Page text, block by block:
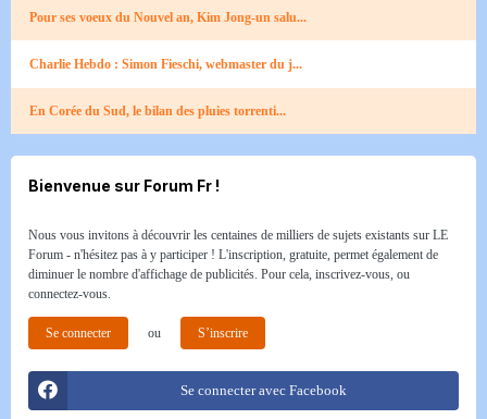
Pour ses voeux du Nouvel an, Kim Jong-un salu...
Charlie Hebdo : Simon Fieschi, webmaster du j...
En Corée du Sud, le bilan des pluies torrenti...
Bienvenue sur Forum Fr !
Nous vous invitons à découvrir les centaines de milliers de sujets existants sur LE
Forum - n'hésitez pas à y participer ! L'inscription, gratuite, permet également de
diminuer le nombre d'affichage de publicités. Pour cela, inscrivez-vous, ou
connectez-vous.
Se connecter ou S’inscrire
Se connecter avec Facebook